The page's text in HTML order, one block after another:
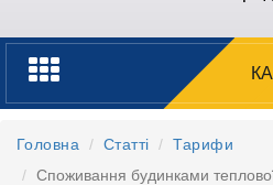
Toggle
navigation
Головна Статті
Тарифи
Споживання будинками теплової